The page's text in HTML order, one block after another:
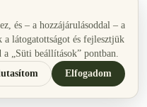
és – a hozzájárulásoddal – a
látogatottságot és fejlesztjük
„Süti beállítások” pontban.
Elfogadom